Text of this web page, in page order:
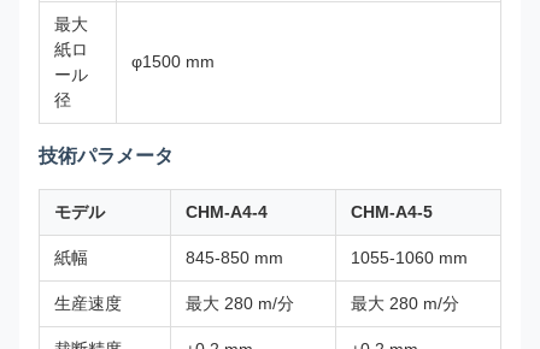
最大
紙ロ
ール
径
φ1500 mm
技術パラメータ
モデル CHM-A4-4 CHM-A4-5
紙幅 845-850 mm 1055-1060 mm
生産速度 最大 280 m/分 最大 280 m/分